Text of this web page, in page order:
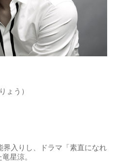
ょう）
界入りし、ドラマ「素直になれ
星涼。